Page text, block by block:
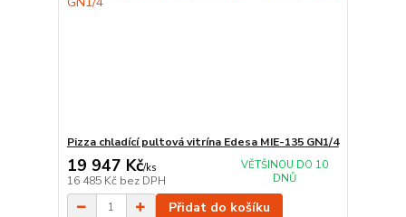
Pizza chladící pultová vitrína Edesa MIE-135 GN1/4
19 947 Kč/ks
16 485 Kč bez DPH
VĚTŠINOU DO 10
DNŮ
Přidat do košíku